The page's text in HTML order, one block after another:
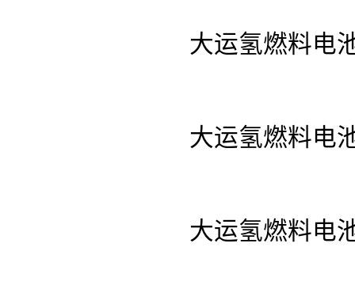
大运氢燃料电
大运氢燃料电
大运氢燃料电